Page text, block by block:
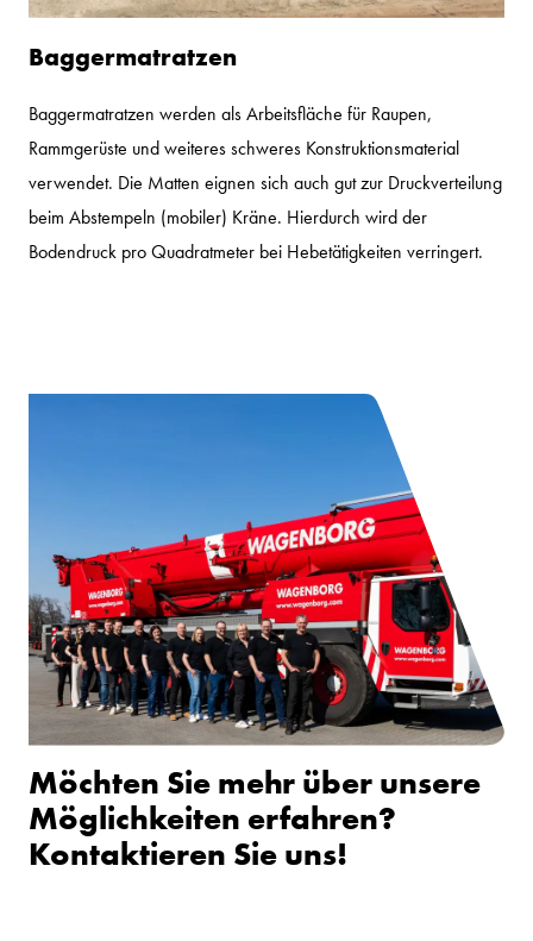
Baggermatratzen
Baggermatratzen werden als Arbeitsfläche für Raupen,
Rammgerüste und weiteres schweres Konstruktionsmaterial
verwendet. Die Matten eignen sich auch gut zur Druckverteilung
beim Abstempeln (mobiler) Kräne. Hierdurch wird der
Bodendruck pro Quadratmeter bei Hebetätigkeiten verringert.
Möchten Sie mehr über unsere
Möglichkeiten erfahren?
Kontaktieren Sie uns!